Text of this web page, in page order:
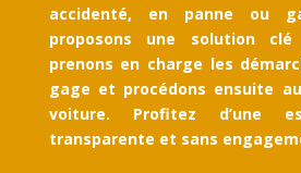
accidenté, en panne ou
proposons une solution
prenons en charge les
gage et procédons ensuite
voiture. Profitez d’une
transparente et sans